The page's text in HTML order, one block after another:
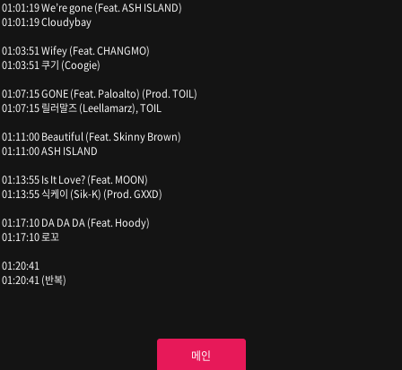
01:01:19 We’re gone (Feat. ASH ISLAND)
01:01:19 Cloudybay
01:03:51 Wifey (Feat. CHANGMO)
01:03:51 쿠기 (Coogie)
01:07:15 GONE (Feat. Paloalto) (Prod. TOIL)
01:07:15 릴러말즈 (Leellamarz), TOIL
01:11:00 Beautiful (Feat. Skinny Brown)
01:11:00 ASH ISLAND
01:13:55 Is It Love? (Feat. MOON)
01:13:55 식케이 (Sik-K) (Prod. GXXD)
01:17:10 DA DA DA (Feat. Hoody)
01:17:10 로꼬
01:20:41
01:20:41 (반복)
메인